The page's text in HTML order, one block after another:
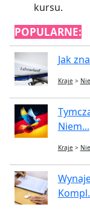
kursu.
POPULARNE:
Jak
Kraje >
Niem...
Kraje >